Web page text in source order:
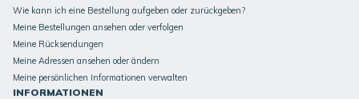
Wie kann ich eine Bestellung aufgeben oder zurückgeben?
Meine Bestellungen ansehen oder verfolgen
Meine Rücksendungen
Meine Adressen ansehen oder ändern
Meine persönlichen Informationen verwalten
INFORMATIONEN